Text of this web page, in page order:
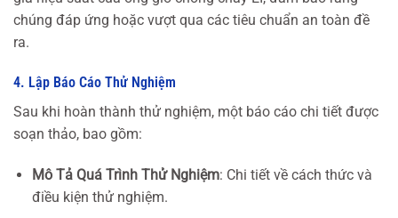
chúng đáp ứng hoặc vượt qua các tiêu chuẩn an toàn đề
ra.
4. Lập Báo Cáo Thử Nghiệm
Sau khi hoàn thành thử nghiệm, một báo cáo chi tiết được
soạn thảo, bao gồm:
Mô Tả Quá Trình Thử Nghiệm: Chi tiết về cách thức và
điều kiện thử nghiệm.